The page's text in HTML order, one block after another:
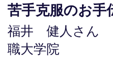
苦手克服のお手
福井 健人さん
職大学院